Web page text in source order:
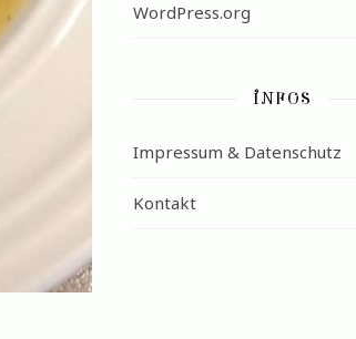
WordPress.org
INFOS
Impressum & Datenschutz
Kontakt